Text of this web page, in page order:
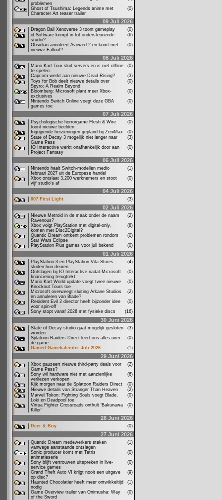
problemen
Ghost of Tsushima: Legends anime met
Character Art teaser trailer
(0)
09 Juli 2026
Dragon Ball Xenoverse 3 toont gameplay
(0)
id Software krimpt in tot ondersteunende
studio?
(6)
Obsidian annuleert Avowed 2 en komt met
nieuwe Fallout?
(0)
08 Juli 2026
Mario Kart Tour sluit servers en is niet offline
te spelen
(0)
Capcom werkt aan nieuwe Dead Rising?
(3)
Toys for Bob deelt nieuwe details over
Spyro: A Realm Beyond
(0)
Bloomberg: Microsoft plant meer Xbox-
exclusives
(0)
Nintendo Switch Online voegt deze GBA
games toe
(0)
07 Juli 2026
Psychologische horrorgame Flesh & Wire
toont nieuwe beelden
(0)
Ingrijpende herzieningen gepland bij ZeniMax
(0)
State of Decay 3 mogelijk niet langer naar
Game Pass
(3)
IO Interactive werkt onafhankelijk door aan
Project Fantasy
(0)
06 Juli 2026
Nintendo haalt Switch-modellen medio
februari 2027 uit de Europese handel
(1)
Xbox ontslaat 3.200 werknemers en stoot
vijf studio's af
(0)
04 Juli 2026
007 First Light (3)
02 Juli 2026
Nieuwe Metroid in de maak onder de naam
Ravenous?
(2)
Xbox volgt PlayStation met digital-only,
komen met Disc2Digital?
(8)
Quantic Dream ontkent problemen rondom
Star Wars Eclipse
(0)
PlayStation Plus games voor juli bekend
(0)
01 Juli 2026
PlayStation 3 en PlayStation Vita Stores
sluiten hun deuren
(4)
Ontslagen bij IO Interactive nadat Microsoft
financiering terugtrekt
(0)
Mario Kart World update voegt twee nieuwe
Knockout Tours toe
(0)
Microsoft overweegt sluiting Arkane Studios
en annuleren van Blade?
(2)
Resident Evil 2 director heeft bijzonder idee
voor spin-off
(0)
Sony stopt vanaf 2028 met fysieke discs
(16)
30 Juni 2026
State of Decay studio gaat mogelijk gesloten
worden
(3)
Splatoon Raiders Direct leert ons alles over
de game
(0)
Gamed Gamekalender Juli 2026
(1)
29 Juni 2026
Xbox pauzeert nieuwe third-party deals voor
Game Pass?
(2)
Sony wil hardware niet met aanzienlijke
verliezen verkopen
(6)
Kijk morgen naar de Splatoon Raiders Direct
(0)
Nieuwe details van Stranger Than Heaven
(2)
Marvel Tokon: Fighting Souls voegt Blade,
Loki en Deadpool toe
(0)
Virtua Fighter Crossroads onthult ‘Bakunawa
Killer’
(0)
28 Juni 2026
Deer & Boy (0)
27 Juni 2026
Quantic Dream medewerkers staken
vanwege aanstaande ontslagen
(1)
Sonic producer komt met Tetris
animatieserie
(0)
Sony blijft vertrouwen uitspreken in live-
service games
(0)
Grand Theft Auto VI krijgt nooit een uitgave
op disc?
(9)
Haunted Chocolatier heeft meer ontwikkeltijd
nodig
(1)
Game Overview trailer van Onimusha: Way
of the Sword
(0)